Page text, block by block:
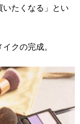
たくなる」とい
クの完成。